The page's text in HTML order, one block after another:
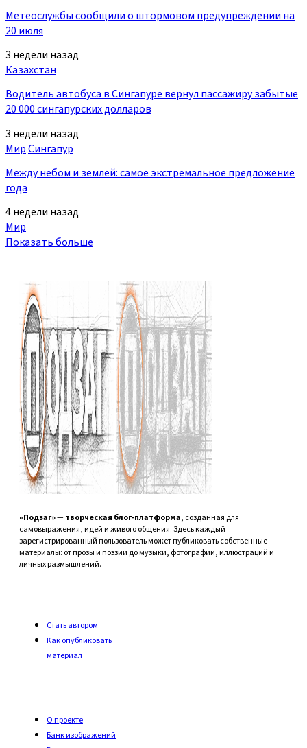
Метеослужбы сообщили о штормовом предупреждении на
20 июля
3 недели назад
Казахстан
Водитель автобуса в Сингапуре вернул пассажиру забытые
20 000 сингапурских долларов
3 недели назад
МирСингапур
Между небом и землей: самое экстремальное предложение
года
4 недели назад
Мир
Показать больше
«Подзаг»— творческая блог-платформа, созданная для
самовыражения, идей и живого общения. Здесь каждый
зарегистрированный пользователь может публиковать собственные
материалы: от прозы и поэзии до музыки, фотографии, иллюстраций и
личных размышлений.
Стать автором
Как опубликовать
материал
О проекте
Банк изображений